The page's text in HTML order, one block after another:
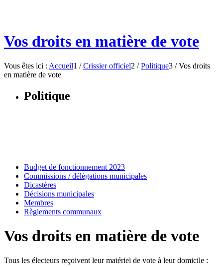
Vos droits en matière de vote
Vous êtes ici : Accueil1 / Crissier officiel2 / Politique3 / Vos droits
en matière de vote
Politique
Budget de fonctionnement 2023
Commissions / délégations municipales
Dicastères
Décisions municipales
Membres
Règlements communaux
Vos droits en matière de vote
Tous les électeurs reçoivent leur matériel de vote à leur domicile :